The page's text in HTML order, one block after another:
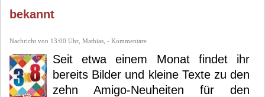
bekannt
Nachricht von 13:00 Uhr, Mathias, - Kommentare
Seit etwa einem Monat findet ihr
bereits Bilder und kleine Texte zu den
zehn Amigo-Neuheiten für den